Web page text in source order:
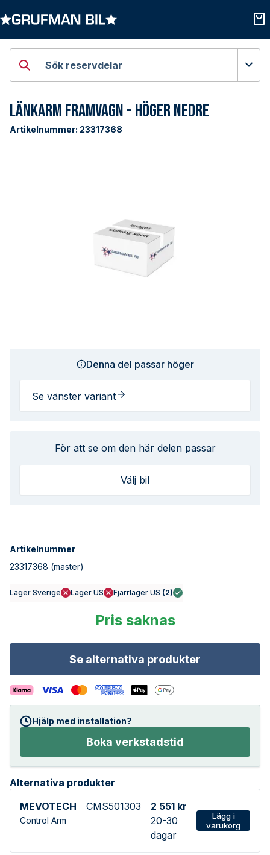
Sök reservdelar
Länkarm Framvagn - Höger Nedre
Artikelnummer: 23317368
Denna del passar höger
Se vänster variant
För att se om den här delen passar
Välj bil
Artikelnummer
23317368 (master)
Lager Sverige Lager US Fjärrlager US (2)
Pris saknas
Se alternativa produkter
Hjälp med installation?
Boka verkstadstid
Alternativa produkter
MEVOTECH
CMS501303
Control Arm
2 551 kr
20-30
dagar
Lägg i
varukorg